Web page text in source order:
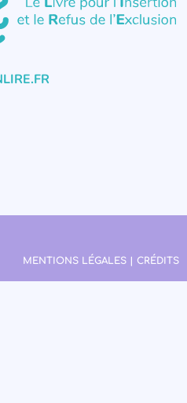
MENTIONS LÉGALES | CRÉDITS